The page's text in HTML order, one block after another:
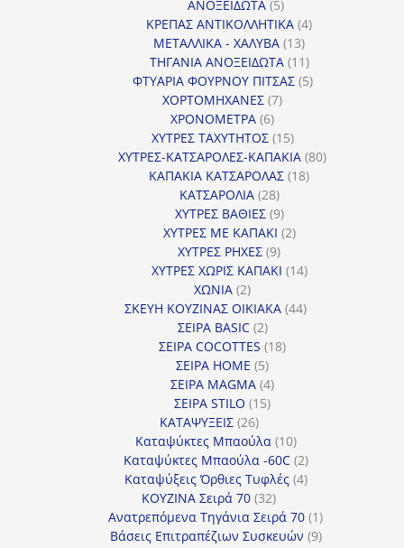
προϊόντα
ΑΝΟΞΕΙΔΩΤΑ 55
προϊόντα
ΚΡΕΠΑΣ ΑΝΤΙΚΟΛΛΗΤΙΚΑ 44
ΜΕΤΑΛΛΙΚΑ - ΧΑΛΥΒΑ 1313
προϊόντα
ΤΗΓΑΝΙΑ ΑΝΟΞΕΙΔΩΤΑ 1111
προϊόντα
ΦΤΥΑΡΙΑ ΦΟΥΡΝΟΥ ΠΙΤΣΑΣ 55
ΧΟΡΤΟΜΗΧΑΝΕΣ 77
ΧΡΟΝΟΜΕΤΡΑ 66
προϊόντα
ΧΥΤΡΕΣ ΤΑΧΥΤΗΤΟΣ 1515
προϊόντα
ΧΥΤΡΕΣ-ΚΑΤΣΑΡΟΛΕΣ-ΚΑΠΑΚΙΑ 8080
ΚΑΠΑΚΙΑ ΚΑΤΣΑΡΟΛΑΣ 1818
ΚΑΤΣΑΡΟΛΙΑ 2828
προϊόντα
ΧΥΤΡΕΣ ΒΑΘΙΕΣ 99
προϊόντα
ΧΥΤΡΕΣ ΜΕ ΚΑΠΑΚΙ 22
ΧΥΤΡΕΣ ΡΗΧΕΣ 99
προϊόντα
ΧΥΤΡΕΣ ΧΩΡΙΣ ΚΑΠΑΚΙ 1414
ΧΩΝΙΑ 22
προϊόντα
ΣΚΕΥΗ ΚΟΥΖΙΝΑΣ ΟΙΚΙΑΚΑ 4444
ΣΕΙΡΑ BASIC 22
προϊόντα
ΣΕΙΡΑ COCOTTES 1818
ΣΕΙΡΑ HOME 55
προϊόντα
ΣΕΙΡΑ MAGMA 44
προϊόντα
ΣΕΙΡΑ STILO 1515
ΚΑΤΑΨΥΞΕΙΣ 2626
προϊόντα
Καταψύκτες Μπαούλα 1010
προϊόντα
Καταψύκτες Μπαούλα -60C 22
προϊόντα
Καταψύξεις Όρθιες Τυφλές 44
ΚΟΥΖΙΝΑ Σειρά 70 3232
προϊόντα
Ανατρεπόμενα Τηγάνια Σειρά 70 11
προϊόν
Βάσεις Επιτραπέζιων Συσκευών 99